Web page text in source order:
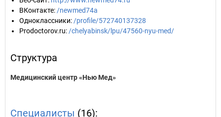
ВКонтакте: /newmed74a
Одноклассники: /profile/572740137328
Prodoctorov.ru: /chelyabinsk/lpu/47560-nyu-med/
Структура
Медицинский центр «Нью Мед»
Специалисты (16):